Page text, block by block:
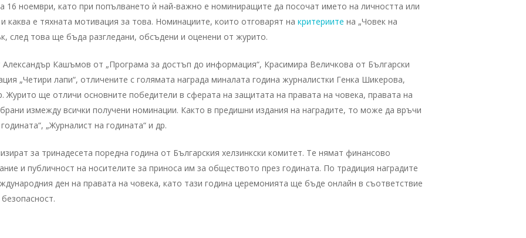
16 ноември, като при попълването ѝ най-важно е номиниращите да посочат името на личността или
каква е тяхната мотивация за това. Номинациите, които отговарят на критериите на „Човек на
след това ще бъда разгледани, обсъдени и оценени от журито.
Александър Кашъмов от „Програма за достъп до информация“, Красимира Величкова от Български
„Четири лапи“, отличените с голямата награда миналата година журналистки Генка Шикерова,
Журито ще отличи основните победители в сферата на защитата на правата на човека, правата на
измежду всички получени номинации. Както в предишни издания на наградите, то може да връчи
„Журналист на годината“ и др.
за тринадесета поредна година от Българския хелзинкски комитет. Те нямат финансово
и публичност на носителите за приноса им за обществото през годината. По традиция наградите
ден на правата на човека, като тази година церемонията ще бъде онлайн в съответствие